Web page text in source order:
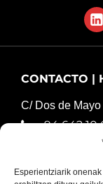
Esperientziarik
CONTACTO |
C/ Dos de
94 642 10